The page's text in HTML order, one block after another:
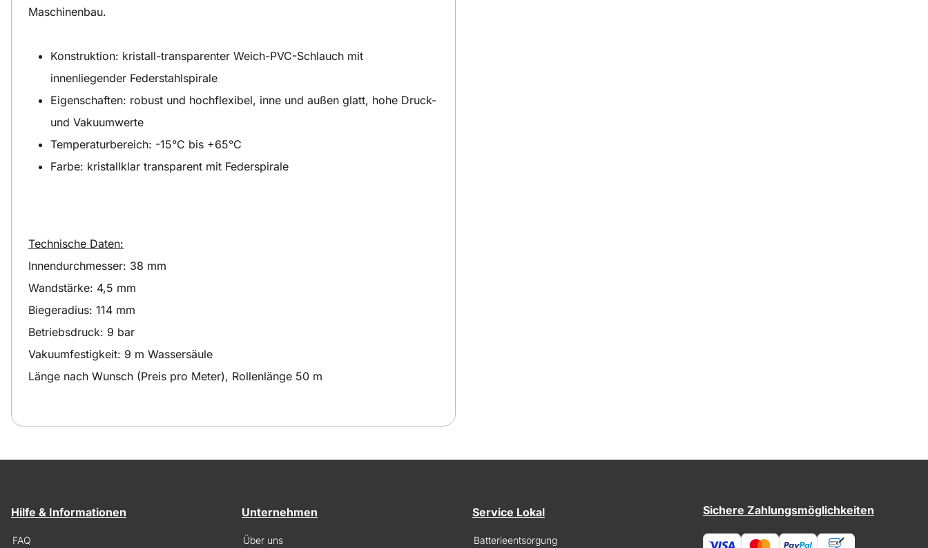
Maschinenbau.
Konstruktion: kristall-transparenter Weich-PVC-Schlauch mit
innenliegender Federstahlspirale
Eigenschaften: robust und hochflexibel, inne und außen glatt, hohe Druck-
und Vakuumwerte
Temperaturbereich: -15°C bis +65°C
Farbe: kristallklar transparent mit Federspirale
Technische Daten:
Innendurchmesser: 38 mm
Wandstärke: 4,5 mm
Biegeradius: 114 mm
Betriebsdruck: 9 bar
Vakuumfestigkeit: 9 m Wassersäule
Länge nach Wunsch (Preis pro Meter), Rollenlänge 50 m
Hilfe & Informationen
FAQ
Unternehmen
Über uns
Service Lokal
Batterieentsorgung
Sichere Zahlungsmöglichkeiten